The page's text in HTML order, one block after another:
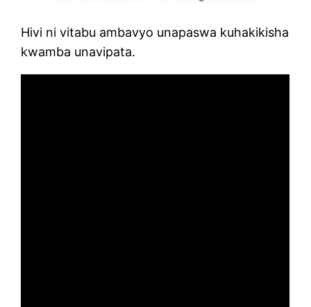
Hivi ni vitabu ambavyo unapaswa kuhakikisha
kwamba unavipata.